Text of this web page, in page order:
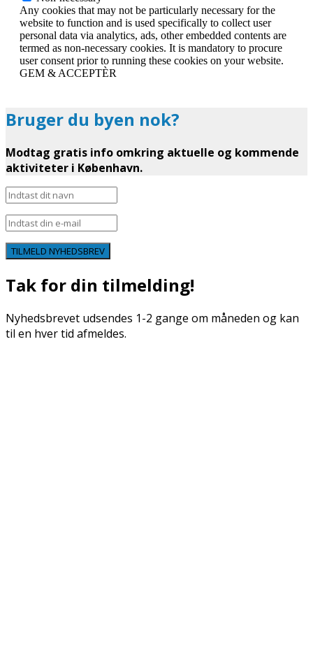
Any cookies that may not be particularly necessary for the
website to function and is used specifically to collect user
personal data via analytics, ads, other embedded contents are
termed as non-necessary cookies. It is mandatory to procure
user consent prior to running these cookies on your website.
GEM & ACCEPTÈR
Bruger du byen nok?
Modtag gratis info omkring aktuelle og kommende
aktiviteter i København.
TILMELD NYHEDSBREV
Tak for din tilmelding!
Nyhedsbrevet udsendes 1-2 gange om måneden og kan
til en hver tid afmeldes.